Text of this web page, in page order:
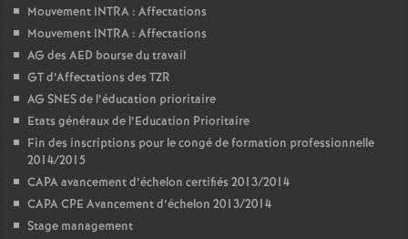
Mouvement INTRA : Affectations
Mouvement INTRA : Affectations
AG des AED bourse du travail
GT d’Affectations des TZR
AG SNES de l’éducation prioritaire
Etats généraux de l’Education Prioritaire
Fin des inscriptions pour le congé de formation professionnelle
2014/2015
CAPA avancement d’échelon certifiés 2013/2014
CAPA CPE Avancement d’échelon 2013/2014
Stage management